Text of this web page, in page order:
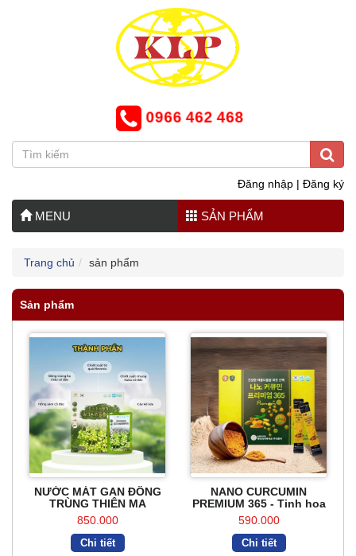
0966 462 468
Đăng nhập | Đăng ký
MENU SẢN PHẨM
Trang chủ sản phẩm
Sản phẩm
NƯỚC MÁT GAN ĐÔNG
TRÙNG THIÊN MA
850.000
Chi tiết
NANO CURCUMIN
PREMIUM 365 - Tinh hoa
Nghệ vàng Hàn Quốc
590.000
Chi tiết